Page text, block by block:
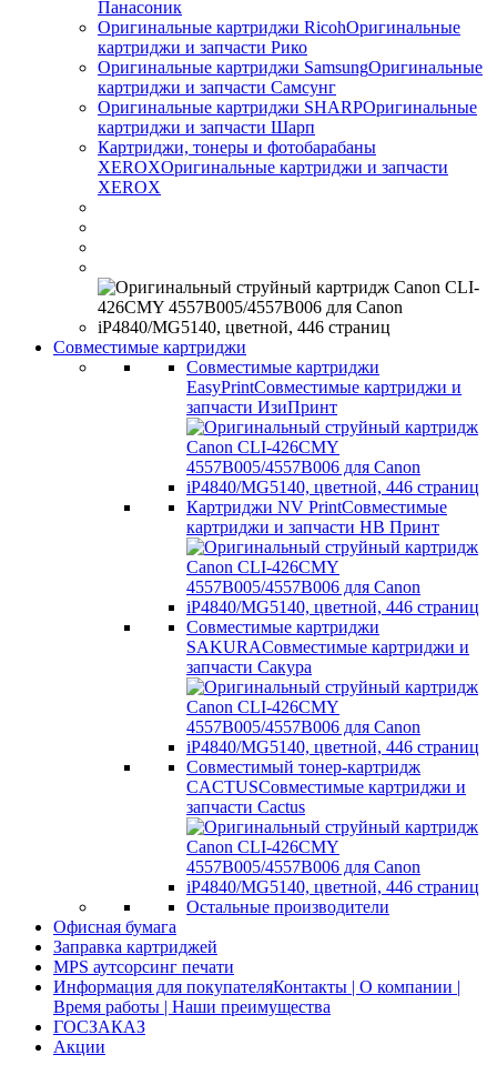
Панасоник
Оригинальные картриджи RicohОригинальные
картриджи и запчасти Рико
Оригинальные картриджи SamsungОригинальные
картриджи и запчасти Самсунг
Оригинальные картриджи SHARPОригинальные
картриджи и запчасти Шарп
Картриджи, тонеры и фотобарабаны
XEROXОригинальные картриджи и запчасти
XEROX
Совместимые картриджи
Совместимые картриджи
EasyPrintСовместимые картриджи и
запчасти ИзиПринт
Картриджи NV PrintСовместимые
картриджи и запчасти НВ Принт
Совместимые картриджи
SAKURAСовместимые картриджи и
запчасти Сакура
Совместимый тонер-картридж
CACTUSСовместимые картриджи и
запчасти Cactus
Остальные производители
Офисная бумага
Заправка картриджей
MPS аутсорсинг печати
Информация для покупателяКонтакты | О компании |
Время работы | Наши преимущества
ГОСЗАКАЗ
Акции